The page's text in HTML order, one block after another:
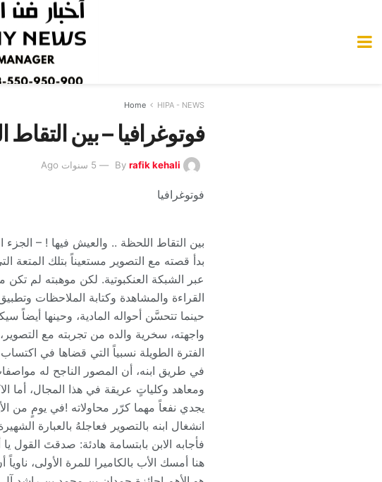
Home HIPA - NEWS
فوتوغرافيا – بين
By rafik kehali 5 سنوات Ago
فوتوغرافيا
بين التقاط اللحظة .. والعيش فيها ! – الجزء
بدأ قصته مع التصوير مستعيناً بتلك المتعة
عبر الشبكة العنكبوتية. لكن موهبته لم تكن
القراءة والمشاهدة وكتابة الملاحظات
حينما تتحسَّن أحواله المادية، وحينها
واجهته، سخرية والده من تجربته مع
الفترة الطويلة نسبياً التي قضاها في
في طريق ابنه، أن المصور الناجح له
ومعاهد وكلياتٍ عريقة في هذا المجال، أما
يجدي نفعاً مهما كرّر محاولاته !في يومٍ من
انشغال ابنه بالتصوير فعاجلهُ بالعبارة
فأجابه الابن بابتسامة هادئة: صدقتَ القول
هنا أمسك الأب بالكاميرا للمرة الأولى،